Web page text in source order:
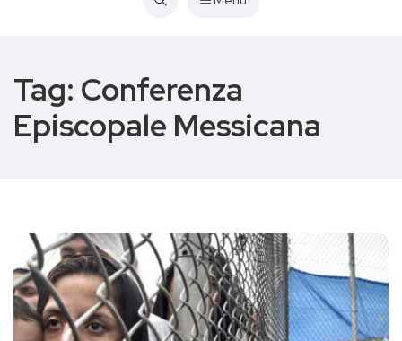
Tag: Conferenza
Episcopale Messicana